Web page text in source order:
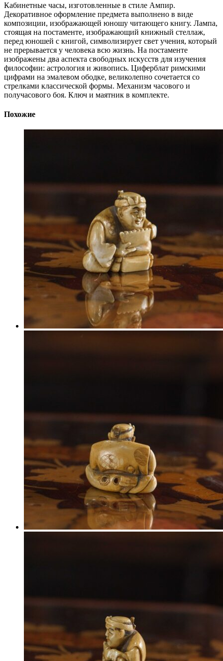
Кабинетные часы, изготовленные в стиле Ампир.
Декоративное оформление предмета выполнено в виде
композиции, изображающей юношу читающего книгу. Лампа,
стоящая на постаменте, изображающий книжный стеллаж,
перед юношей с книгой, символизирует свет учения, который
не прерывается у человека всю жизнь. На постаменте
изображены два аспекта свободных искусств для изучения
философии: астрология и живопись. Циферблат римскими
цифрами на эмалевом ободке, великолепно сочетается со
стрелками классической формы. Механизм часового и
получасового боя. Ключ и маятник в комплекте.
Похожие